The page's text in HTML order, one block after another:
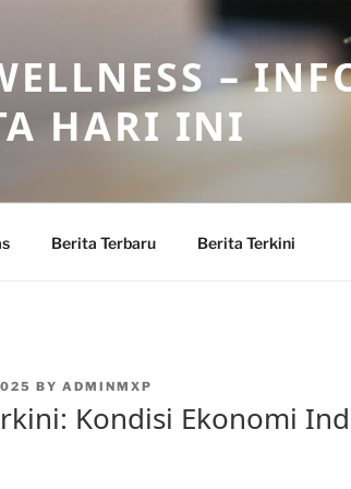
–
HARI INI
Berita Terbaru Berita Terkini
BY ADMINMXP
Kondisi Ekonomi